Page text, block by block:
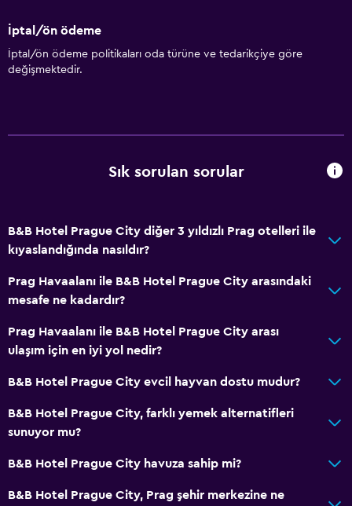
İptal/ön ödeme
İptal/ön ödeme politikaları oda türüne ve tedarikçiye göre
değişmektedir.
Sık sorulan sorular
B&B Hotel Prague City diğer 3 yıldızlı Prag otelleri ile
kıyaslandığında nasıldır?
Prag Havaalanı ile B&B Hotel Prague City arasındaki
mesafe ne kadardır?
Prag Havaalanı ile B&B Hotel Prague City arası
ulaşım için en iyi yol nedir?
B&B Hotel Prague City evcil hayvan dostu mudur?
B&B Hotel Prague City, farklı yemek alternatifleri
sunuyor mu?
B&B Hotel Prague City havuza sahip mi?
B&B Hotel Prague City, Prag şehir merkezine ne